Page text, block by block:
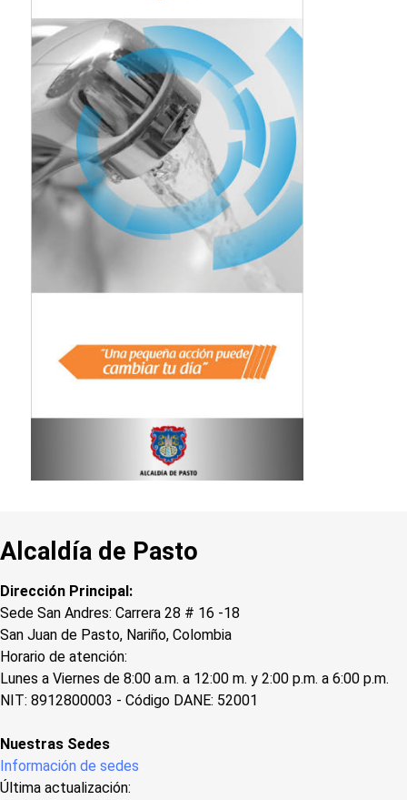
Alcaldía de Pasto
Dirección Principal:
Sede San Andres: Carrera 28 # 16 -18
San Juan de Pasto, Nariño, Colombia
Horario de atención:
Lunes a Viernes de 8:00 a.m. a 12:00 m. y 2:00 p.m. a 6:00 p.m.
NIT: 8912800003 - Código DANE: 52001
Nuestras Sedes
Información de sedes
Última actualización: